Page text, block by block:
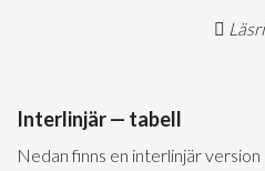
Interlinjär — tabell
Nedan finns en interlinjär